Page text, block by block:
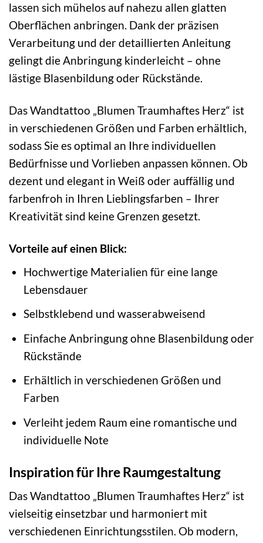
lassen sich mühelos auf nahezu allen glatten
Oberflächen anbringen. Dank der präzisen
Verarbeitung und der detaillierten Anleitung
gelingt die Anbringung kinderleicht – ohne
lästige Blasenbildung oder Rückstände.
Das Wandtattoo „Blumen Traumhaftes Herz“ ist
in verschiedenen Größen und Farben erhältlich,
sodass Sie es optimal an Ihre individuellen
Bedürfnisse und Vorlieben anpassen können. Ob
dezent und elegant in Weiß oder auffällig und
farbenfroh in Ihren Lieblingsfarben – Ihrer
Kreativität sind keine Grenzen gesetzt.
Vorteile auf einen Blick:
Hochwertige Materialien für eine lange
Lebensdauer
Selbstklebend und wasserabweisend
Einfache Anbringung ohne Blasenbildung oder
Rückstände
Erhältlich in verschiedenen Größen und
Farben
Verleiht jedem Raum eine romantische und
individuelle Note
Inspiration für Ihre Raumgestaltung
Das Wandtattoo „Blumen Traumhaftes Herz“ ist
vielseitig einsetzbar und harmoniert mit
verschiedenen Einrichtungsstilen. Ob modern,